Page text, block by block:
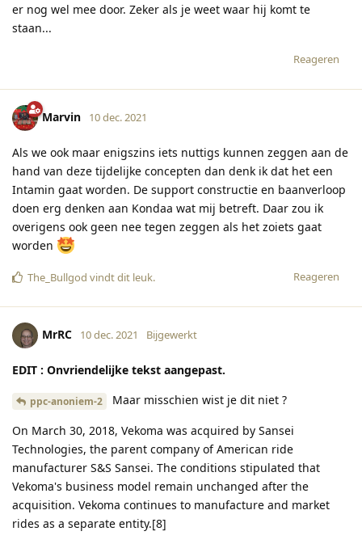
er nog wel mee door. Zeker als je weet waar hij komt te
staan...
Reageren
Marvin 10 dec. 2021
Als we ook maar enigszins iets nuttigs kunnen zeggen aan de
hand van deze tijdelijke concepten dan denk ik dat het een
Intamin gaat worden. De support constructie en baanverloop
doen erg denken aan Kondaa wat mij betreft. Daar zou ik
overigens ook geen nee tegen zeggen als het zoiets gaat
worden
Reageren
The_Bullgod vindt dit leuk.
MrRC 10 dec. 2021 Bijgewerkt
EDIT : Onvriendelijke tekst aangepast.
ppc-anoniem-2
Maar misschien wist je dit niet ?
On March 30, 2018, Vekoma was acquired by Sansei
Technologies, the parent company of American ride
manufacturer S&S Sansei. The conditions stipulated that
Vekoma's business model remain unchanged after the
acquisition. Vekoma continues to manufacture and market
rides as a separate entity.[8]